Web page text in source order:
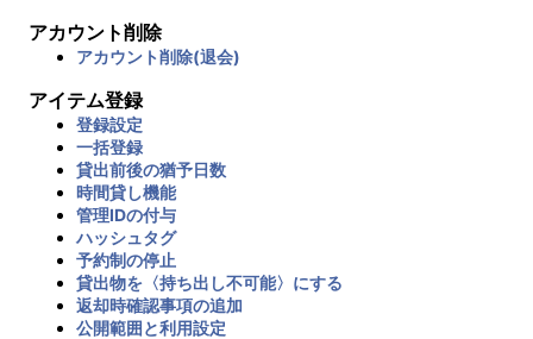
アカウント削除
アカウント削除(退会)
アイテム登録
登録設定
一括登録
貸出前後の猶予日数
時間貸し機能
管理IDの付与
ハッシュタグ
予約制の停止
貸出物を〈持ち出し不可能〉にする
返却時確認事項の追加
公開範囲と利用設定